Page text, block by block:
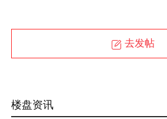
去发帖
楼盘资讯